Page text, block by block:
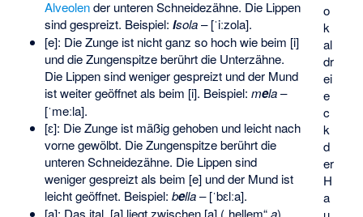
o
k
al
dr
ei
e
c
k
d
er
H
a
Alveolender unteren Schneidezähne. Die Lippen
sind gespreizt. Beispiel: isola– [ˈiːzola].
[e]: Die Zunge ist nicht ganz so hoch wie beim [i]
und die Zungenspitze berührt die Unterzähne.
Die Lippen sind weniger gespreizt und der Mund
ist weiter geöffnet als beim [i]. Beispiel: mela–
[ˈmeːla].
[ɛ]: Die Zunge ist mäßig gehoben und leicht nach
vorne gewölbt. Die Zungenspitze berührt die
unteren Schneidezähne. Die Lippen sind
weniger gespreizt als beim [e] und der Mund ist
leicht geöffnet. Beispiel: bella– [ˈbɛlːa].